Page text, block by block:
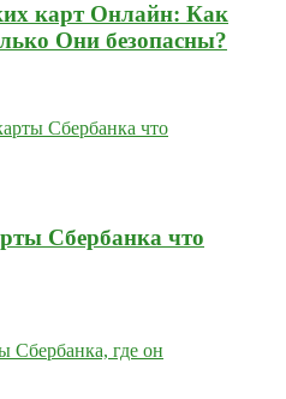
карт Онлайн: Как
Они безопасны?
Сбербанка что